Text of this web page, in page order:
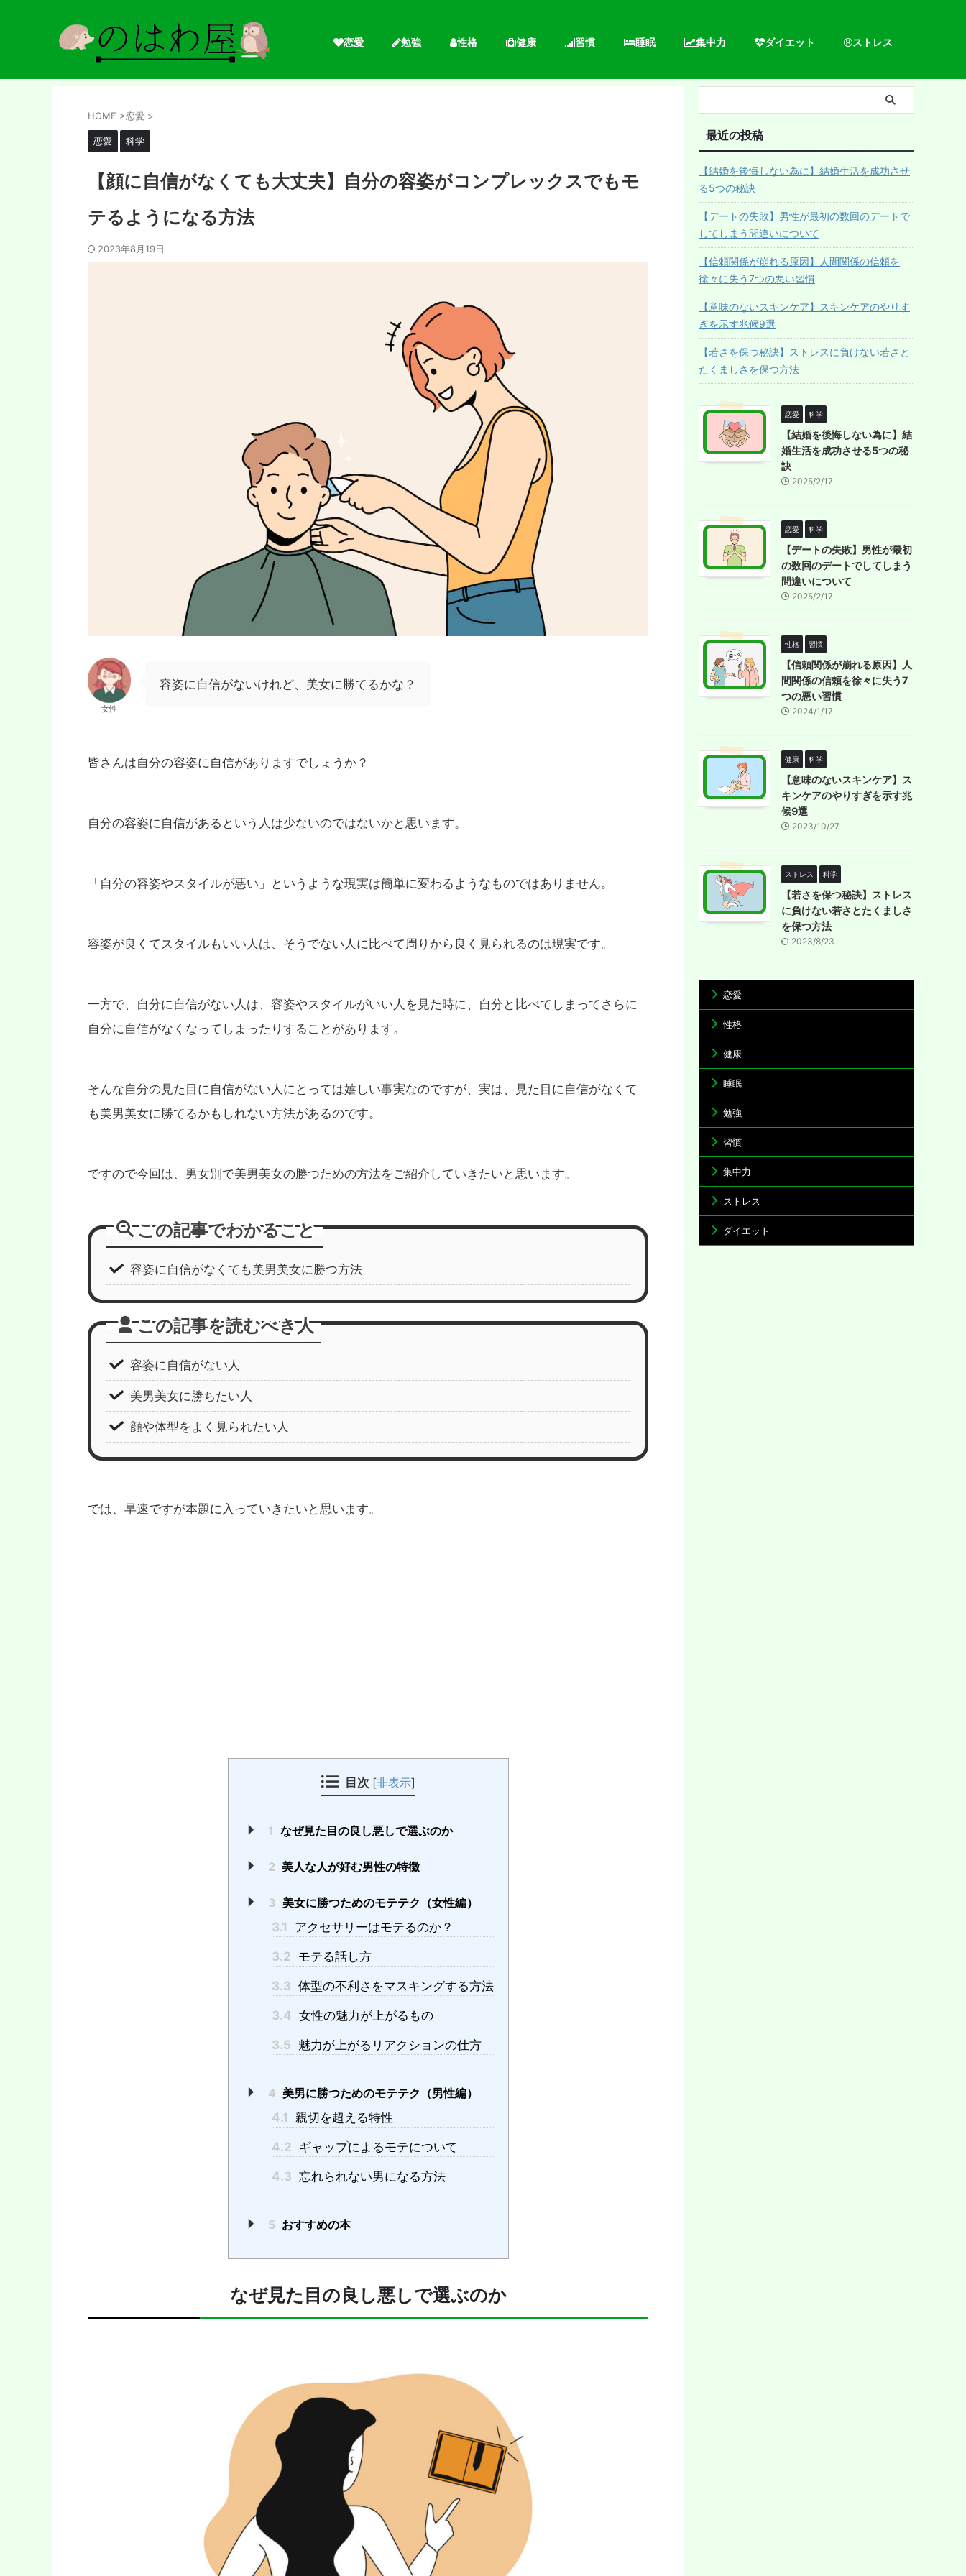
恋愛 勉強 性格 健康 習慣 睡眠 集中力 ダイエット ストレス
HOME >恋愛 >
恋愛 科学
【顔に自信がなくても大丈夫】自分の容姿がコンプレックスでもモ
テるようになる方法
2023年8月19日
女性
容姿に自信がないけれど、美女に勝てるかな？
皆さんは自分の容姿に自信がありますでしょうか？
自分の容姿に自信があるという人は少ないのではないかと思います。
「自分の容姿やスタイルが悪い」というような現実は簡単に変わるようなものではありません。
容姿が良くてスタイルもいい人は、そうでない人に比べて周りから良く見られるのは現実です。
一方で、自分に自信がない人は、容姿やスタイルがいい人を見た時に、自分と比べてしまってさらに
自分に自信がなくなってしまったりすることがあります。
そんな自分の見た目に自信がない人にとっては嬉しい事実なのですが、実は、見た目に自信がなくて
も美男美女に勝てるかもしれない方法があるのです。
ですので今回は、男女別で美男美女の勝つための方法をご紹介していきたいと思います。
この記事でわかること
容姿に自信がなくても美男美女に勝つ方法
この記事を読むべき人
容姿に自信がない人
美男美女に勝ちたい人
顔や体型をよく見られたい人
では、早速ですが本題に入っていきたいと思います。
目次 [非表示]
1 なぜ見た目の良し悪しで選ぶのか
2 美人な人が好む男性の特徴
3 美女に勝つためのモテテク（女性編）
3.1
アクセサリーはモテるのか？
3.2 モテる話し方
3.3 体型の不利さをマスキングする方法
3.4 女性の魅力が上がるもの
3.5 魅力が上がるリアクションの仕方
4 美男に勝つためのモテテク（男性編）
4.1 親切を超える特性
4.2 ギャップによるモテについて
4.3 忘れられない男になる方法
5 おすすめの本
なぜ見た目の良し悪しで選ぶのか
最近の投稿
【結婚を後悔しない為に】結婚生活を成功させ
る5つの秘訣
【デートの失敗】男性が最初の数回のデートで
してしまう間違いについて
【信頼関係が崩れる原因】人間関係の信頼を
徐々に失う7つの悪い習慣
【意味のないスキンケア】スキンケアのやりす
ぎを示す兆候9選
【若さを保つ秘訣】ストレスに負けない若さと
たくましさを保つ方法
恋愛 科学
【結婚を後悔しない為に】結
婚生活を成功させる5つの秘
訣
2025/2/17
恋愛 科学
【デートの失敗】男性が最初
の数回のデートでしてしまう
間違いについて
2025/2/17
性格 習慣
【信頼関係が崩れる原因】人
間関係の信頼を徐々に失う7
つの悪い習慣
2024/1/17
健康 科学
【意味のないスキンケア】ス
キンケアのやりすぎを示す兆
候9選
2023/10/27
ストレス 科学
【若さを保つ秘訣】ストレス
に負けない若さとたくましさ
を保つ方法
2023/8/23
恋愛
性格
健康
睡眠
勉強
習慣
集中力
ストレス
ダイエット